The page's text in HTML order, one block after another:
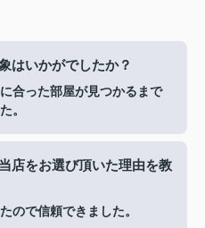
はいかがでしたか？
合った部屋が見つかるまで
。
店をお選び頂いた理由を教
ので信頼できました。